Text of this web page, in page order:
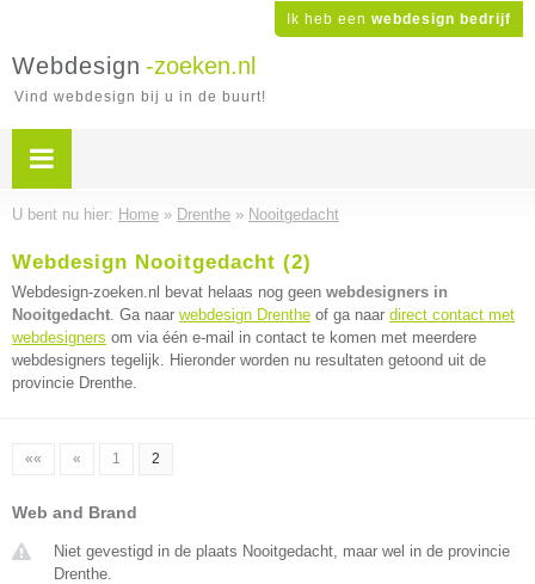
Ik heb een webdesign bedrijf
Webdesign -zoeken.nl
Vind webdesign bij u in de buurt!
U bent nu hier: Home » Drenthe » Nooitgedacht
Webdesign Nooitgedacht (2)
Webdesign-zoeken.nl bevat helaas nog geen webdesigners in
Nooitgedacht. Ga naar webdesign Drenthe of ga naar direct contact met
webdesigners om via één e-mail in contact te komen met meerdere
webdesigners tegelijk. Hieronder worden nu resultaten getoond uit de
provincie Drenthe.
«« « 1 2
Web and Brand
Niet gevestigd in de plaats Nooitgedacht, maar wel in de provincie
Drenthe.